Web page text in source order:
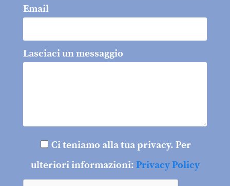
Email
Lasciaci un messaggio
Ci teniamo alla tua privacy. Per
ulteriori informazioni: Privacy Policy